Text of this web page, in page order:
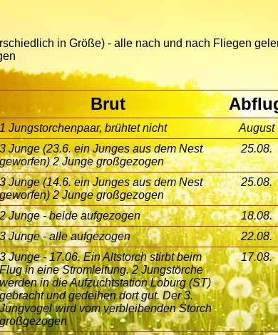
in Größe) - alle nach und nach Fliegen
Brut
1 Jungstorchenpaar, brühtet nicht
August
3 Junge (23.6. ein Junges aus dem Nest
geworfen)2 Junge großgezogen
25.08.
3 Junge (14.6. ein Junges aus dem Nest
geworfen) 2 Junge großgezogen
25.08.
2 Junge - beide aufgezogen
18.08.
3 Junge - alle aufgezogen
22.08.
3 Junge - 17.06. Ein Altstorchstirbt beim
Flug in eineStromleitung. 2 Jungstörche
werden in dieAufzuchtstation Loburg (ST)
gebracht und gedeihen dort gut. Der 3.
Jungvogel wird vom verbleibenden Storch
großgezogen
17.08.